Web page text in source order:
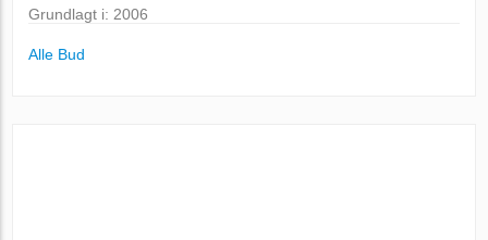
Grundlagt i: 2006
Alle Bud